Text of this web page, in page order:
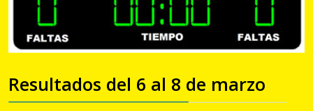
Resultados del 6 al 8 de marzo